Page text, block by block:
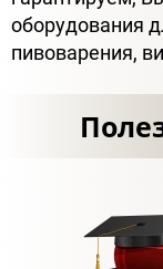
оборудования
пивоварения,